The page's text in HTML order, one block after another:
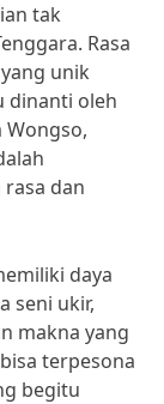
tak
Rasa
unik
dinanti oleh
dan
daya
seni ukir,
makna yang
terpesona
begitu